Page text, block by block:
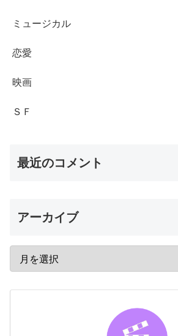
ミュージカル
恋愛
映画
ＳＦ
最近のコメント
アーカイブ